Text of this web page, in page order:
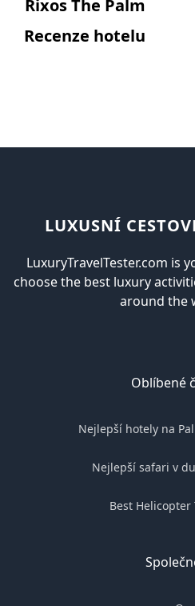
Rixos The Palm
Recenze hotelu
LUXUSNÍ
LuxuryTravelTester.com is
choose the best luxury
around the
Oblíbené
Nejlepší hotely na
Nejlepší safari v
Best Helicopter